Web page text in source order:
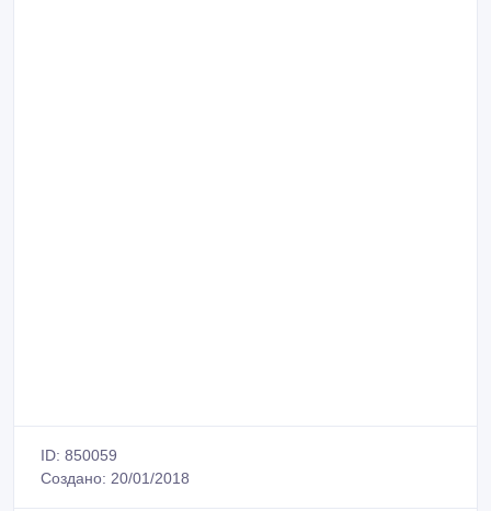
ID: 850059
Создано: 20/01/2018